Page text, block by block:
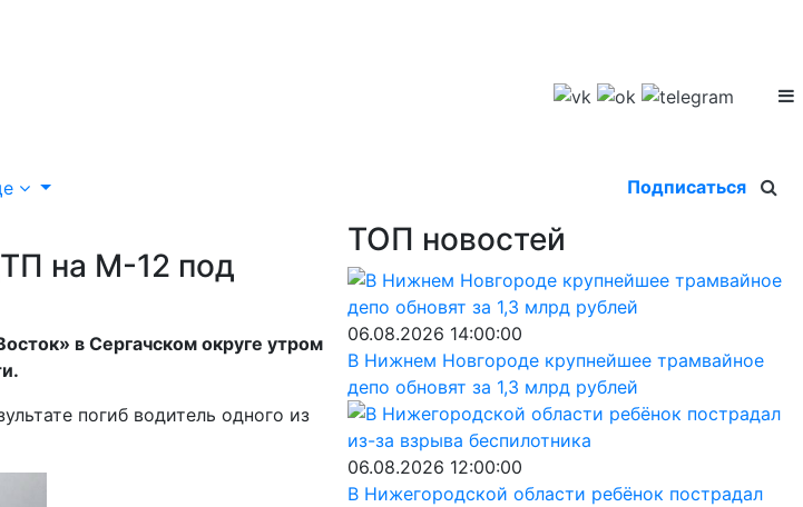
Подписаться
на М-12 под
в Сергачском округе утром
погиб водитель одного из
ТОП новостей
06.08.2026 14:00:00
В Нижнем Новгороде крупнейшее трамвайное
депо обновят за 1,3 млрд рублей
06.08.2026 12:00:00
В Нижегородской области ребёнок пострадал